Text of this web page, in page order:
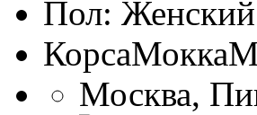
Пол:
Москва,